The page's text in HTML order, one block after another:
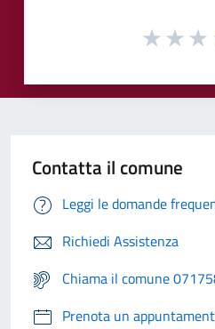
Contatta il comune
Leggi le domande
Richiedi Assistenza
Chiama il comune
Prenota un